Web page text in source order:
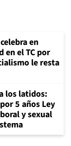
en
en el TC por
le resta
los latidos:
5 años Ley
y sexual